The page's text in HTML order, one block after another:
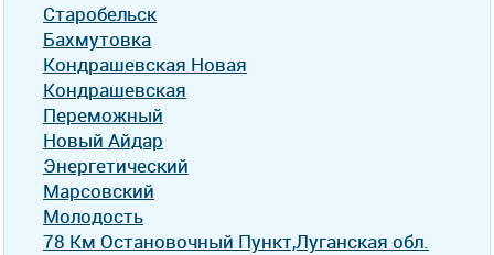
Старобельск
Бахмутовка
Кондрашевская Новая
Кондрашевская
Переможный
Новый Айдар
Энергетический
Марсовский
Молодость
78 Км Остановочный Пункт,Луганская обл.